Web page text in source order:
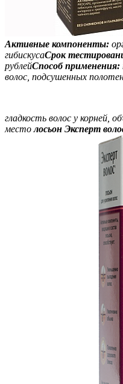
Активные компоненты:
гибискусаСрок
рублейСпособ применения:
волос, подсушенных
гладкость волос у корней,
местолосьон Эксперт